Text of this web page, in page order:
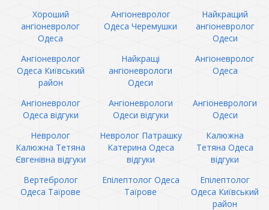
Хороший
ангіоневролог
Одеса
Ангіоневролог
Одеса Черемушки
Найкращий
ангіоневролог
Одеси
Ангіоневролог
Одеса Київський
район
Найкращі
ангіоневрологи
Одеси
Ангіоневролог
Одеса
Ангіоневролог
Одеса відгуки
Ангіоневрологи
Одеси відгуки
Ангіоневрологи
Одеси
Невролог
Калюжна Тетяна
Євгенівна відгуки
Невролог Патрашку
Катерина Одеса
відгуки
Калюжна
Тетяна Одеса
відгуки
Вертебролог
Одеса Таїрове
Епілептолог Одеса
Таїрове
Епілептолог
Одеса Київський
район